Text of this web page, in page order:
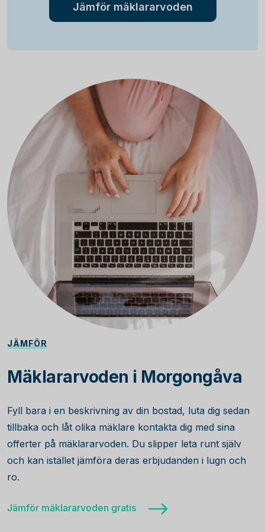
Jämför mäklararvoden
JÄMFÖR
Mäklararvoden i Morgongåva
Fyll bara i en beskrivning av din bostad, luta dig sedan
tillbaka och låt olika mäklare kontakta dig med sina
offerter på mäklararvoden. Du slipper leta runt själv
och kan istället jämföra deras erbjudanden i lugn och
ro.
Jämför mäklararvoden gratis